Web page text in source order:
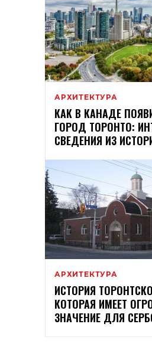
АРХИТЕКТУРА
КАК В КАНАДЕ
ГОРОД ТОРОНТО:
СВЕДЕНИЯ ИЗ
АРХИТЕКТУРА
ИСТОРИЯ
КОТОРАЯ ИМЕЕТ
ЗНАЧЕНИЕ ДЛЯ